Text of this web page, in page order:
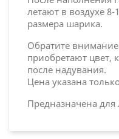
летают в воздухе
размера шарика.
Обратите
приобретают цвет,
после надувания.
Цена указана
Предназначена